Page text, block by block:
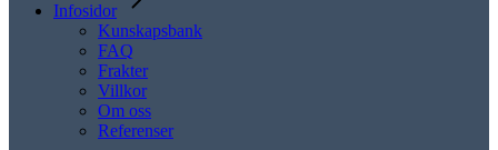
Infosidor
Kunskapsbank
FAQ
Frakter
Villkor
Om oss
Referenser